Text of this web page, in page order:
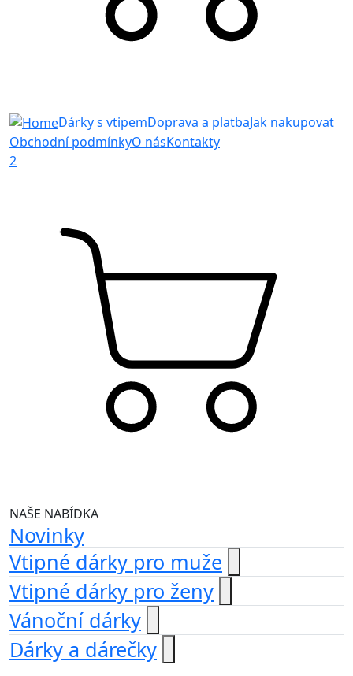
Dárky s vtipemDoprava a platbaJak nakupovat
Obchodní podmínkyO násKontakty
2
NAŠE NABÍDKA
Novinky
Vtipné dárky pro muže
Vtipné dárky pro ženy
Vánoční dárky
Dárky a dárečky